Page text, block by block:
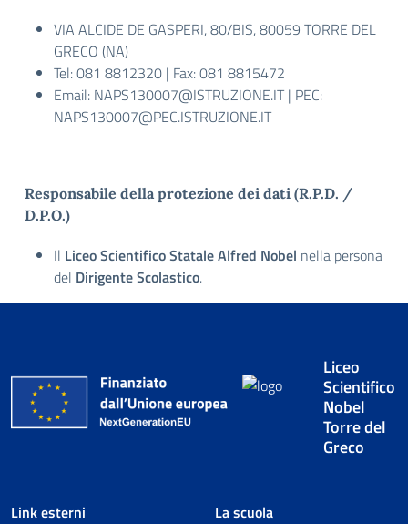
VIA ALCIDE DE GASPERI, 80/BIS, 80059 TORRE DEL
GRECO (NA)
Tel: 081 8812320 | Fax: 081 8815472
Email: NAPS130007@ISTRUZIONE.IT| PEC:
NAPS130007@PEC.ISTRUZIONE.IT
Responsabile della protezione dei dati (R.P.D. /
D.P.O.)
Il Liceo Scientifico Statale Alfred Nobel ​ nella persona
del Dirigente Scolastico.
Liceo
Scientifico
Nobel
Torre del
Greco
Link esterni La scuola